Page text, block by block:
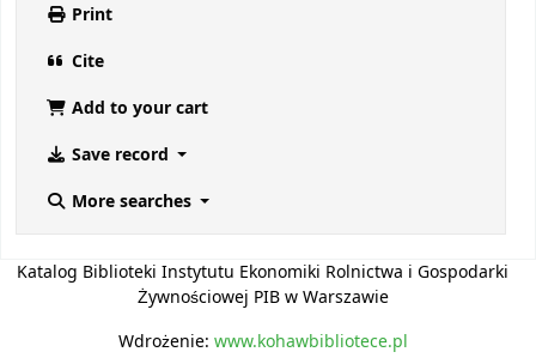
Print
Cite
Add to your cart
Save record
More searches
Katalog Biblioteki Instytutu Ekonomiki Rolnictwa i Gospodarki
Żywnościowej PIB w Warszawie
Wdrożenie: www.kohawbibliotece.pl